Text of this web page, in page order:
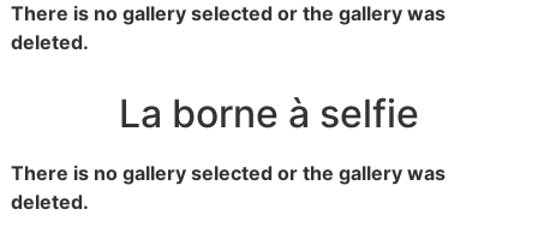
There is no gallery selected or the gallery was
deleted.
La borne à selfie
There is no gallery selected or the gallery was
deleted.